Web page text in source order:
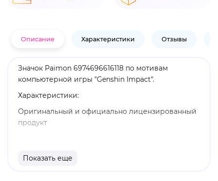
Описание Характеристики Отзывы
Значок Paimon 6974696616118 по мотивам
компьютерной игры "Genshin Impact".
Характеристики:
Оригинальный и официально лицензированный
продукт
Паймон - неигровой персонаж в Genshin Impact,
Показать еще